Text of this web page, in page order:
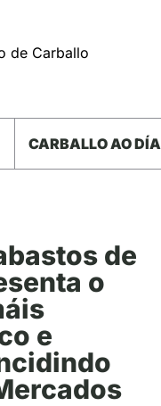
de Carballo
CARBALLO AO DÍA
de
o
e